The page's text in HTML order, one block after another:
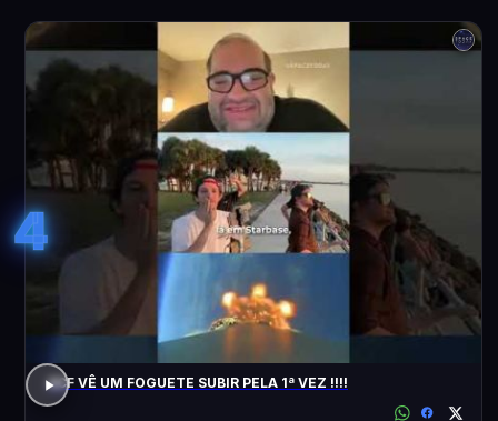
4
ACF VÊ UM FOGUETE SUBIR PELA 1ª VEZ !!!!